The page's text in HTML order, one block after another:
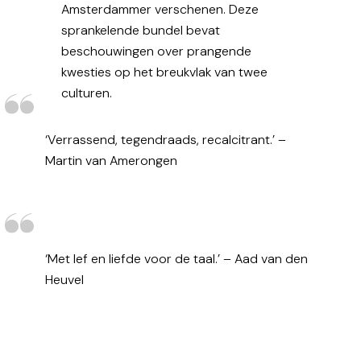
Amsterdammer verschenen. Deze
sprankelende bundel bevat
beschouwingen over prangende
kwesties op het breukvlak van twee
culturen.
‘Verrassend, tegendraads, recalcitrant.’ –
Martin van Amerongen
‘Met lef en liefde voor de taal.’ – Aad van den
Heuvel